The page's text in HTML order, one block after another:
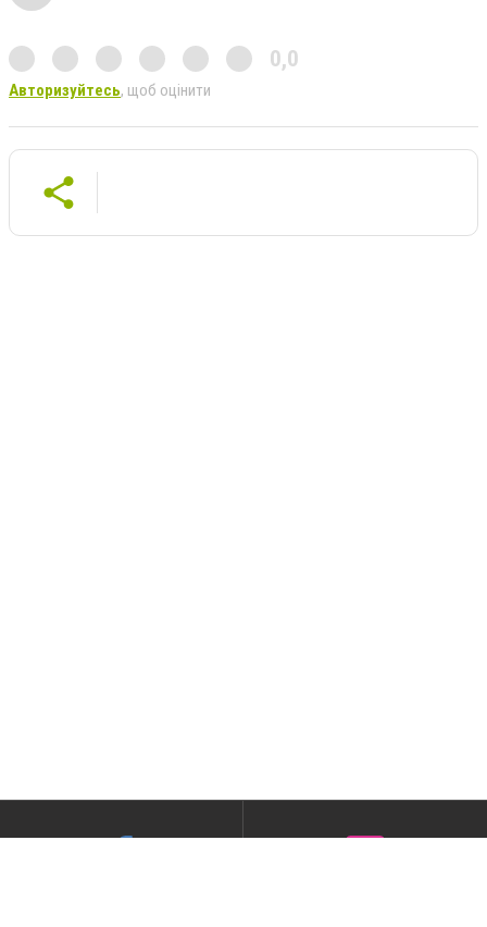
0,0
Авторизуйтесь, щоб оцінити